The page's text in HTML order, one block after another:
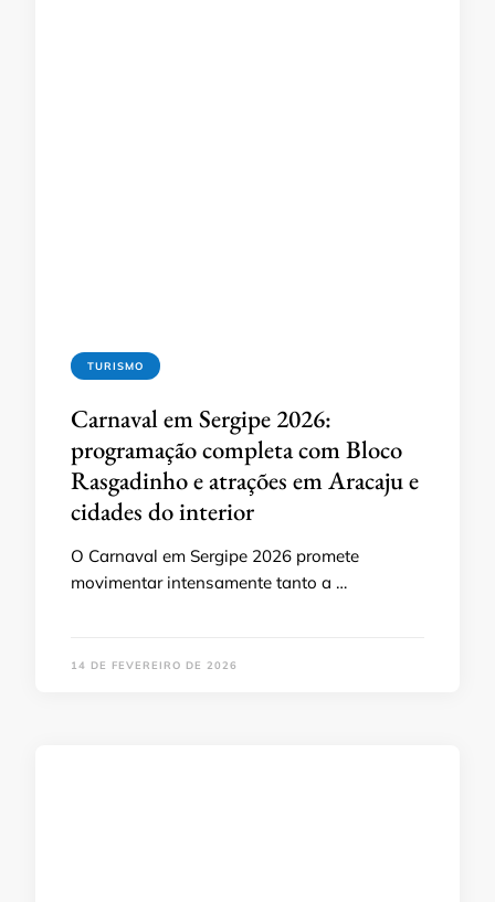
TURISMO
Carnaval em Sergipe 2026:
programação completa com Bloco
Rasgadinho e atrações em Aracaju e
cidades do interior
O Carnaval em Sergipe 2026 promete
movimentar intensamente tanto a …
14 DE FEVEREIRO DE 2026